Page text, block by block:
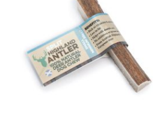
Поддържа лъскава козина
Ръчно изработена
Естествено консервирана с
Поръсена с розово и червено цвекло
Ако търсите оригинална,